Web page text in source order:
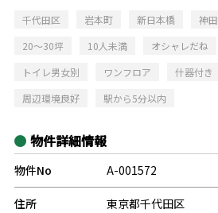
千代田区 岩本町 新日本橋 神田
20～30坪
10人未満 オシャレだね
トイレ男女別
ワンフロア 什器付き
周辺環境良好
駅から5分以内
物件詳細情報
物件No A-001572
住所 東京都千代田区